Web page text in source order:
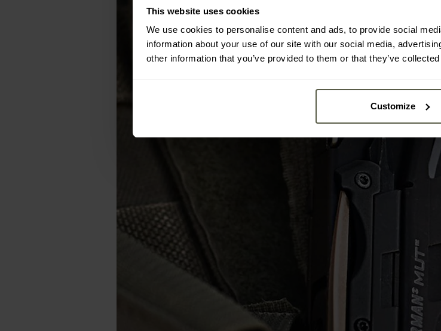
This website uses cookies
We use cookies to personalise content and ads, to provide social
information about your use of our site with our social media,
other information that you’ve provided to them or that they’ve
Customize